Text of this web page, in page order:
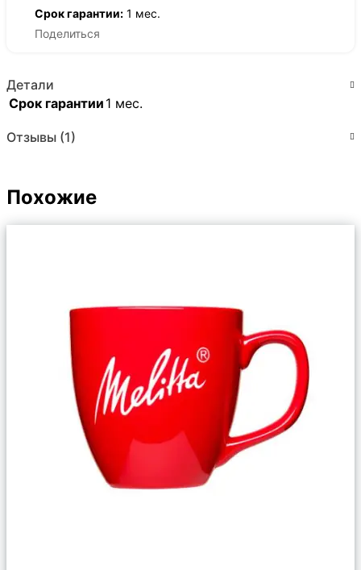
Срок гарантии: 1 мес.
Поделиться
Детали
Срок гарантии 1 мес.
Отзывы (1)
Похожие